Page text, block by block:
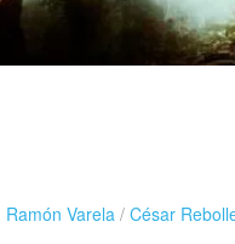
Ramón Varela / César